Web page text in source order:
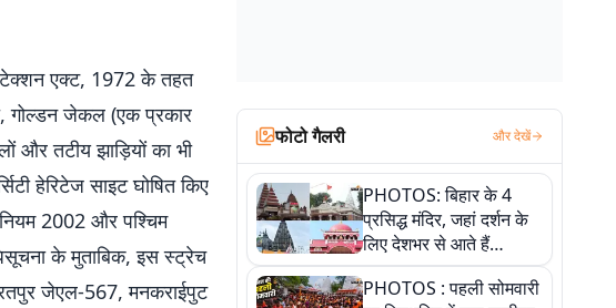
एक्ट, 1972 के तहत
गोल्डन जेकल (एक प्रकार
और तटीय झाड़ियों का भी
हेरिटेज साइट घोषित किए
2002 और पश्चिम
के मुताबिक, इस स्ट्रेच
जेएल-567, मनकराईपुट
फोटो गैलरी और देखें
PHOTOS: बिहार के 4
प्रसिद्ध मंदिर, जहां दर्शन के
लिए देशभर से आते हैं
श्रद्धालु, जानिए इनकी
खासियत
PHOTOS : पहली सोमवारी